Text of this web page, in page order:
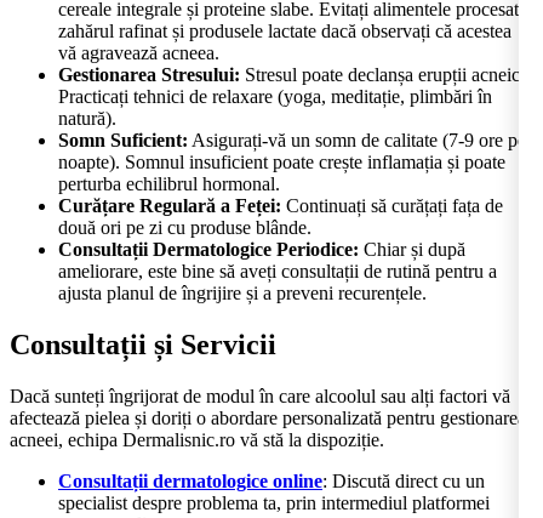
cereale integrale și proteine slabe. Evitați alimentele procesate,
zahărul rafinat și produsele lactate dacă observați că acestea
vă agravează acneea.
Gestionarea Stresului: Stresul poate declanșa erupții acneice.
Practicați tehnici de relaxare (yoga, meditație, plimbări în
natură).
Somn Suficient: Asigurați-vă un somn de calitate (7-9 ore pe
noapte). Somnul insuficient poate crește inflamația și poate
perturba echilibrul hormonal.
Curățare Regulară a Feței: Continuați să curățați fața de
două ori pe zi cu produse blânde.
Consultații Dermatologice Periodice: Chiar și după
ameliorare, este bine să aveți consultații de rutină pentru a
ajusta planul de îngrijire și a preveni recurențele.
Consultații și Servicii
Dacă sunteți îngrijorat de modul în care alcoolul sau alți factori vă
afectează pielea și doriți o abordare personalizată pentru gestionarea
acneei, echipa Dermalisnic.ro vă stă la dispoziție.
Consultații dermatologice online: Discută direct cu un
specialist despre problema ta, prin intermediul platformei